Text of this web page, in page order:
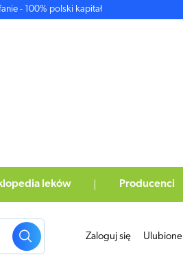
- 100% polski kapitał
leków Producenci
Zaloguj się Ulubione